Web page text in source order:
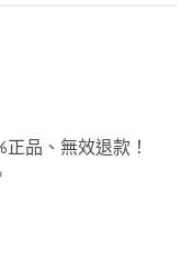
品、無效退款！